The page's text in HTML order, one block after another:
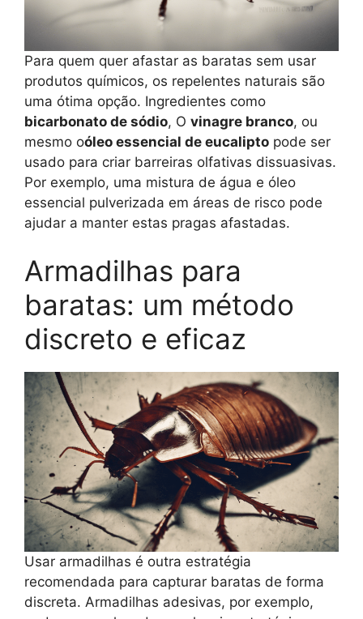
Para quem quer afastar as baratas sem usar
produtos químicos, os repelentes naturais são
uma ótima opção. Ingredientes como
bicarbonato de sódio, O vinagre branco, ou
mesmo oóleo essencial de eucalipto pode ser
usado para criar barreiras olfativas dissuasivas.
Por exemplo, uma mistura de água e óleo
essencial pulverizada em áreas de risco pode
ajudar a manter estas pragas afastadas.
Armadilhas para
baratas: um método
discreto e eficaz
Usar armadilhas é outra estratégia
recomendada para capturar baratas de forma
discreta. Armadilhas adesivas, por exemplo,